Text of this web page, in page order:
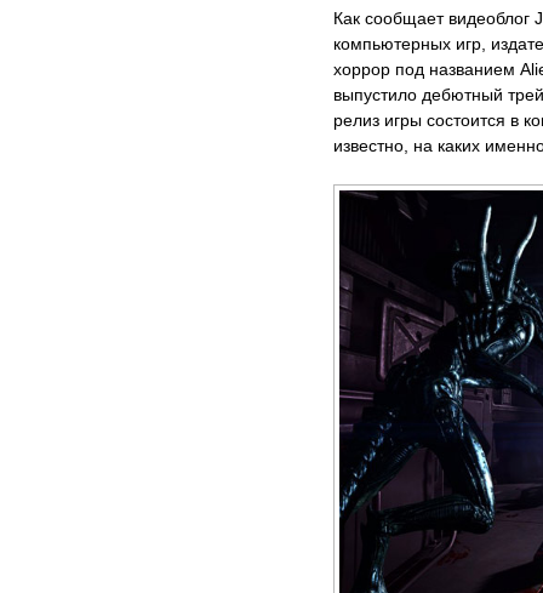
Как сообщает видеоблог
компьютерных игр,
хоррор под названием
выпустило дебютный
релиз игры состоится в
известно, на каких